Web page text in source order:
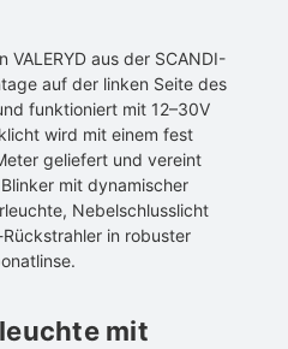
VALERYD aus der SCANDI-
auf der linken Seite des
funktioniert mit 12–30V
wird mit einem fest
geliefert und vereint
mit dynamischer
Nebelschlusslicht
in robuster
mit